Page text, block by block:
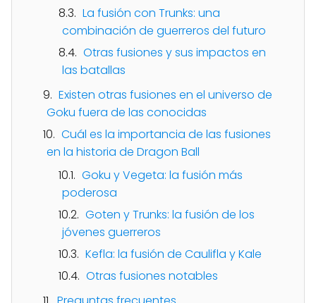
La fusión con Trunks: una
combinación de guerreros del futuro
Otras fusiones y sus impactos en
las batallas
Existen otras fusiones en el universo de
Goku fuera de las conocidas
Cuál es la importancia de las fusiones
en la historia de Dragon Ball
Goku y Vegeta: la fusión más
poderosa
Goten y Trunks: la fusión de los
jóvenes guerreros
Kefla: la fusión de Caulifla y Kale
Otras fusiones notables